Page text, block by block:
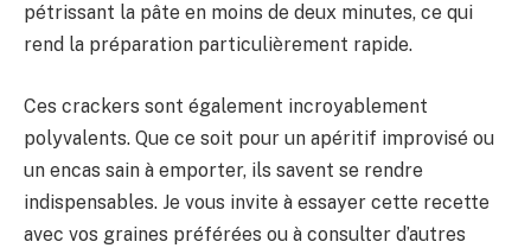
pétrissant la pâte en moins de deux minutes, ce qui
rend la préparation particulièrement rapide.
Ces crackers sont également incroyablement
polyvalents. Que ce soit pour un apéritif improvisé ou
un encas sain à emporter, ils savent se rendre
indispensables. Je vous invite à essayer cette recette
avec vos graines préférées ou à consulter d’autres